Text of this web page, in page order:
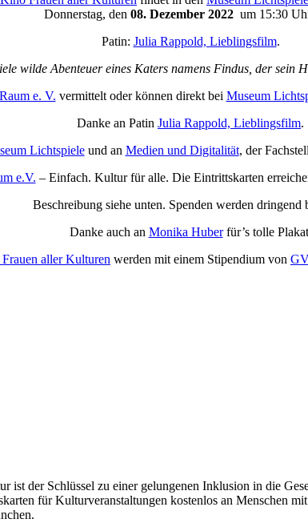
Donnerstag, den 08. Dezember 2022 um 15:30
Patin: Julia Rappold, Lieblingsfilm.
wilde Abenteuer eines Katers namens Findus, der sein
e. V. vermittelt oder können direkt bei Museum
Danke an Patin Julia Rappold, Lieblingsfilm.
Lichtspieleund an Medien und Digitalität, der
e.V. – Einfach. Kultur für alle. Die Eintrittskarten
Beschreibung siehe unten. Spenden werden dringend
Danke auch an Monika Huberfür’s tolle
aller Kulturen werden mit einem Stipendium von
der Schlüssel zu einer gelungenen Inklusion in die
für Kulturveranstaltungen kostenlos an Menschen